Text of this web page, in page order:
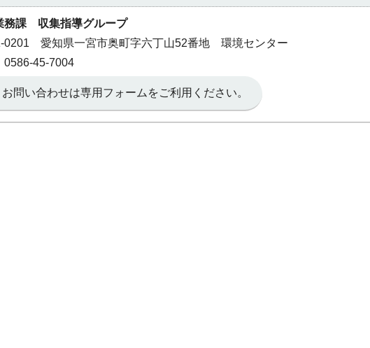
務課 収集指導グループ
0201 愛知県一宮市奥町字六丁山52番地 環境センター
0586-45-7004
お問い合わせは専用フォームをご利用ください。